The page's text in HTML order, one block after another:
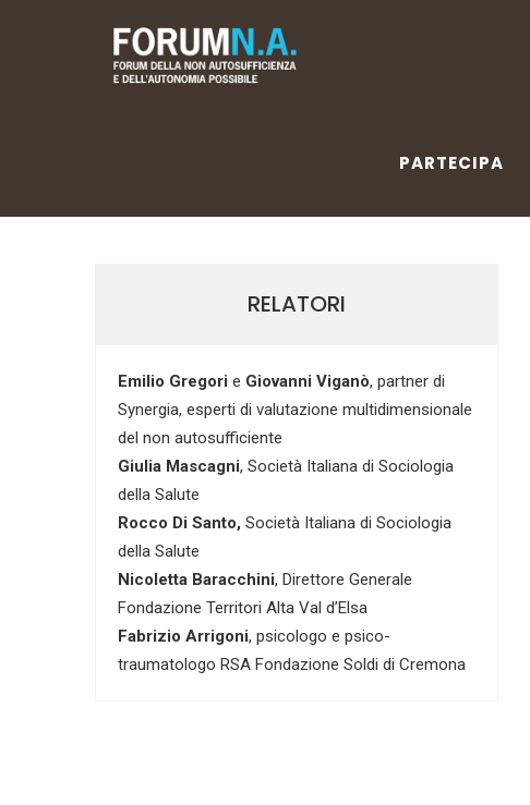
PARTECIPA
RELATORI
Emilio Gregori e Giovanni Viganò, partner di
Synergia, esperti di valutazione multidimensionale
del non autosufficiente
Giulia Mascagni, Società Italiana di Sociologia
della Salute
Rocco Di Santo, Società Italiana di Sociologia
della Salute
Nicoletta Baracchini, Direttore Generale
Fondazione Territori Alta Val d’Elsa
Fabrizio Arrigoni, psicologo e psico-
traumatologo RSA Fondazione Soldi di Cremona